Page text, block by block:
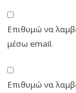
Επιθυμώ να
μέσω email.
Επιθυμώ να